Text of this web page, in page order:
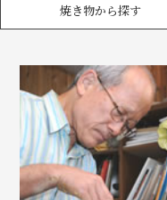
焼き物から探す